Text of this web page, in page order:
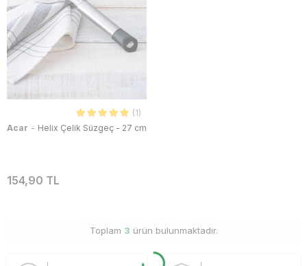
(1)
Acar - Helix Çelik Süzgeç - 27 cm
154,90 TL
Toplam 3 ürün bulunmaktadır.